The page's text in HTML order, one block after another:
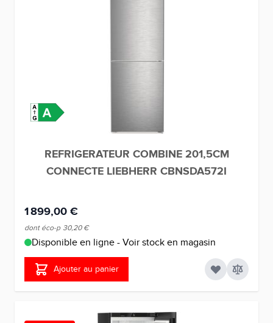
REFRIGERATEUR COMBINE 201,5CM
CONNECTE LIEBHERR CBNSDA572I
1 899,00 €
dont éco-p 30,20 €
Disponible en ligne - Voir stock en magasin
Ajouter au panier